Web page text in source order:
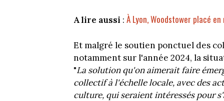
A lire aussi : À Lyon, Woodstower placé
Et malgré le soutien ponctuel des
notamment sur l'année 2024, la
"La solution qu'on aimerait faire
collectif à l'échelle locale, avec des
culture, qui seraient intéressés pour